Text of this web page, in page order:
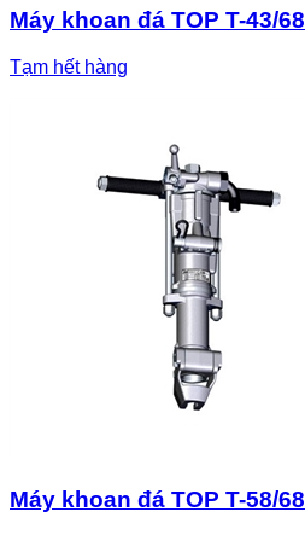
Máy khoan đá TOP T-43/68
Tạm hết hàng
Máy khoan đá TOP T-58/68